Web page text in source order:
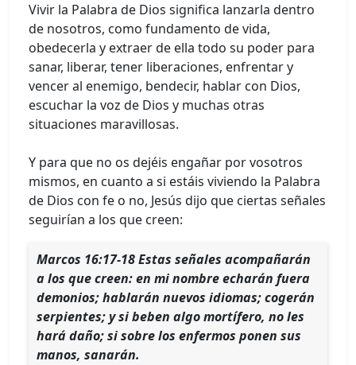
Vivir la Palabra de Dios significa lanzarla dentro
de nosotros, como fundamento de vida,
obedecerla y extraer de ella todo su poder para
sanar, liberar, tener liberaciones, enfrentar y
vencer al enemigo, bendecir, hablar con Dios,
escuchar la voz de Dios y muchas otras
situaciones maravillosas.
Y para que no os dejéis engañar por vosotros
mismos, en cuanto a si estáis viviendo la Palabra
de Dios con fe o no, Jesús dijo que ciertas señales
seguirían a los que creen:
Marcos 16:17-18 Estas señales acompañarán
a los que creen: en mi nombre echarán fuera
demonios; hablarán nuevos idiomas; cogerán
serpientes; y si beben algo mortífero, no les
hará daño; si sobre los enfermos ponen sus
manos, sanarán.